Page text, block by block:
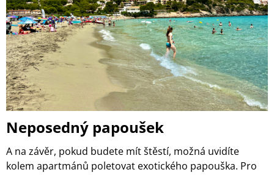
Neposedný papoušek
A na závěr, pokud budete mít štěstí, možná uvidíte
kolem apartmánů poletovat exotického papouška. Pro